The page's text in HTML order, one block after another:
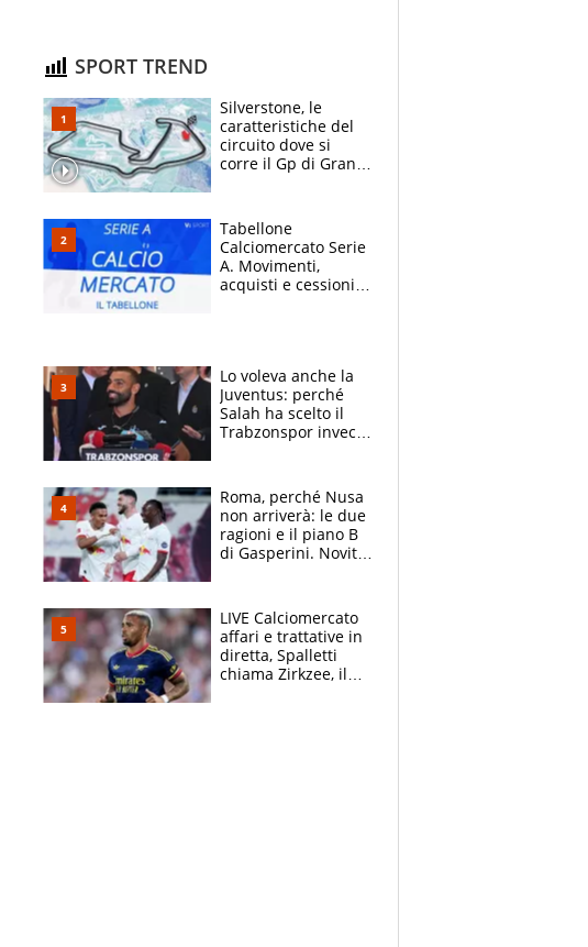
SPORT TREND
Silverstone, le
caratteristiche del
circuito dove si
corre il Gp di Gran
Tabellone
Calciomercato Serie
A. Movimenti,
acquisti e cessioni:
Lo voleva anche la
Juventus: perché
Salah ha scelto il
Trabzonspor invece
Roma, perché Nusa
non arriverà: le due
ragioni e il piano B
di Gasperini. Novità
LIVE Calciomercato
affari e trattative in
diretta, Spalletti
chiama Zirkzee, il